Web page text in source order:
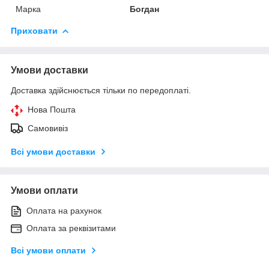
Марка
Богдан
Приховати
Умови доставки
Доставка здійснюється тільки по передоплаті.
Нова Пошта
Самовивіз
Всі умови доставки
Умови оплати
Оплата на рахунок
Оплата за реквізитами
Всі умови оплати